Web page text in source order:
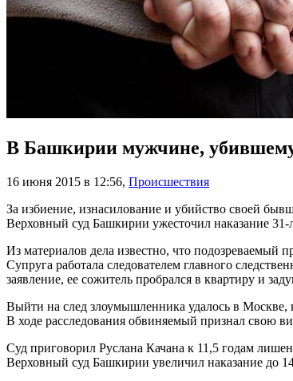
В Башкирии мужчине, убившему
16 июня 2015 в 12:56, Происшествия
За избиение, изнасилование и убийство своей
Верховный суд Башкирии ужесточил наказание
Из материалов дела известно, что подозреваемый
Супруга работала следователем главного
заявление, ее сожитель пробрался в квартиру и
Выйти на след злоумышленника удалось в Москве,
В ходе расследования обвиняемый признал свою
Суд приговорил Руслана Качана к 11,5 годам
Верховный суд Башкирии увеличил наказание до